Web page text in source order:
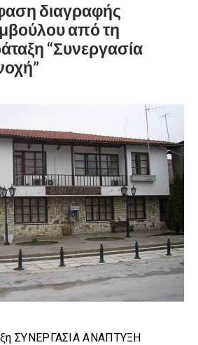
διαγραφής
από τη
“Συνεργασία
ΣΥΝΕΡΓΑΣΙΑ ΑΝΑΠΤΥΞΗ